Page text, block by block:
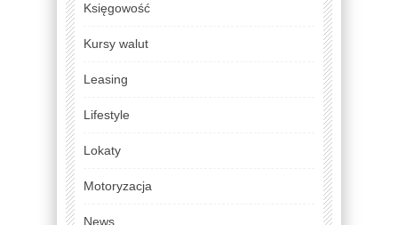
Księgowość
Kursy walut
Leasing
Lifestyle
Lokaty
Motoryzacja
News